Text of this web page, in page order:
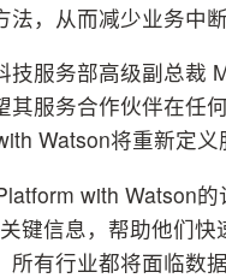
，从而减少业务中
技服务部高级副总裁
其服务合作伙伴在任
Watson将重新定
with Watson
键信息，帮助他们
所有行业都将面临数